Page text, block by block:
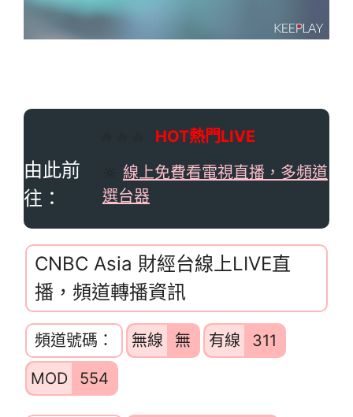
HOT熱門LIVE
由此前
往：
線上免費看電視直播，多頻道
選台器
CNBC Asia 財經台線上LIVE直
播，頻道轉播資訊
頻道號碼： 無線 無 有線
311
MOD
554